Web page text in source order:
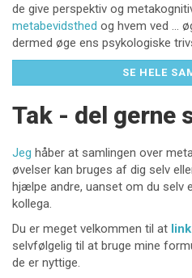
de give perspektiv og
metabevidsthed og hvem ved …
dermed øge ens psykologiske
SE HELE
Tak - del gerne
Jeg håber at samlingen over
øvelser kan bruges af dig selv
hjælpe andre, uanset om du selv
kollega.
Du er meget velkommen til at
selvfølgelig til at bruge mine
de er nyttige.